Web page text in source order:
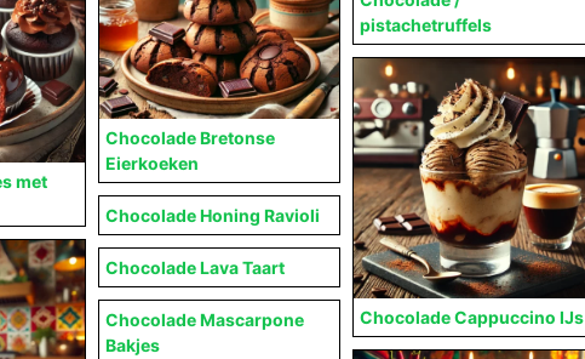
pistachetruffels
Chocolade Bretonse
Eierkoeken
met
Chocolade Cappuccino IJs
Chocolade Honing Ravioli
Chocolade Lava Taart
Chocolade Mascarpone
Bakjes